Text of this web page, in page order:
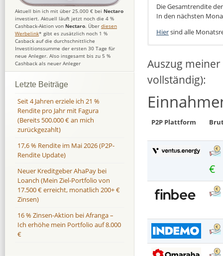
Die Gesamtrendite
In den nächsten
Hiersind alle
Auszug
vollständig):
P2P Plattform
€
Aktuell bin ich mit über 25.000 € bei Nectaro
investiert. Aktuell läuft jetzt noch die 4 %
Cashback-Aktion von Nectaro. Über diesen
Werbelink* gibt es zusätzlich noch 1 %
Casback auf die durchschnittliche
Investitionssumme der ersten 30 Tage für
neue Anleger. Also insgesamt bis zu 5 %
Cashback als neuer Anleger
Letzte Beiträge
Seit 4 Jahren erziele ich 21 %
Rendite pro Jahr mit Fagura
(Bereits 500.000 € an mich
zurückgezahlt)
17,6 % Rendite im Mai 2026 (P2P-
Rendite Update)
Neuer Kreditgeber AhaPay bei
Loanch (Mein Ziel-Portfolio von
17.500 € erreicht, monatlich 200+ €
Zinsen)
16 % Zinsen-Aktion bei Afranga –
Ich erhöhe mein Portfolio auf 8.000
€